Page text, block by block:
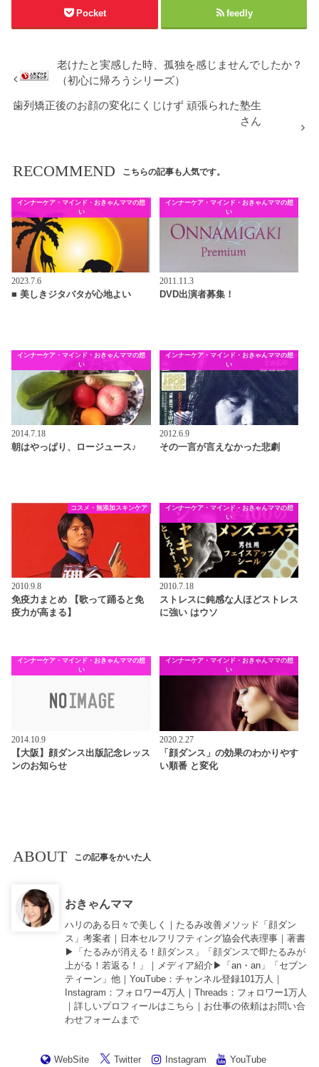
Pocket feedly
老けたと実感した時、孤独を感じませんでしたか？
（初心に帰ろうシリーズ）
歯列矯正後のお顔の変化にくじけず 頑張られた塾生
さん
RECOMMEND こちらの記事も人気です。
インナーケア・マインド・おきゃんママの想
い
2023.7.6
■ 美しきジタバタが心地よい
インナーケア・マインド・おきゃんママの想
い
2011.11.3
DVD出演者募集！
インナーケア・マインド・おきゃんママの想
い
2014.7.18
朝はやっぱり、ロージュース♪
インナーケア・マインド・おきゃんママの想
い
2012.6.9
その一言が言えなかった悲劇
コスメ・無添加スキンケア
2010.9.8
免疫力まとめ 【歌って踊ると免
疫力が高まる】
インナーケア・マインド・おきゃんママの想
い
2010.7.18
ストレスに鈍感な人ほどストレス
に強い はウソ
インナーケア・マインド・おきゃんママの想
い
2014.10.9
【大阪】顔ダンス出版記念レッス
ンのお知らせ
インナーケア・マインド・おきゃんママの想
い
2020.2.27
「顔ダンス」の効果のわかりやす
い順番 と変化
ABOUT この記事をかいた人
おきゃんママ
ハリのある日々で美しく｜たるみ改善メソッド「顔ダン
ス」考案者｜日本セルフリフティング協会代表理事｜著書
▶︎「 たるみが消える！顔ダンス 」「 顔ダンスで即たるみが
上がる！若返る！ 」｜メディア紹介▶︎「an・an」「セブン
ティーン」他｜YouTube ：チャンネル登録101万人｜
Instagram ：フォロワー4万人｜Threads ：フォロワー1万人
｜詳しいプロフィールは こちら ｜お仕事の依頼はお問い合
わせフォーム まで
WebSite Twitter Instagram YouTube